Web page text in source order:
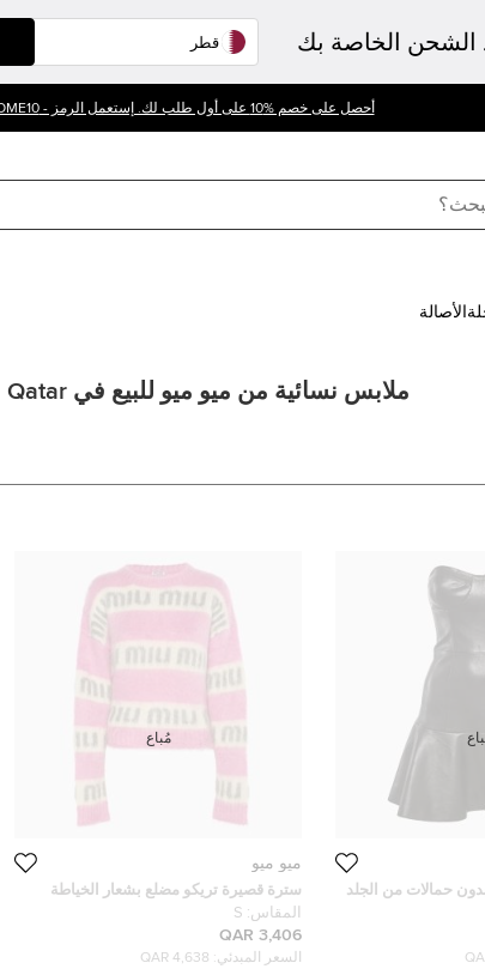
الشحن الخاصة بك
أحصل على خصم %10 على أول طلب لك. إستعمل الرمز - WELCOME10
الأصالة
ملابس نسائية من ميو ميو للبيع في Qatar
حمالات من الجلد
ميو ميو
سترة قصيرة تريكو مضلع بشعار الخياطة
بخطوط وردية ورمادية من ميو ميو مقاس
صغير
المقاس: S
3,406 QAR
السعر المبدئي: 4,638 QAR
مُباع